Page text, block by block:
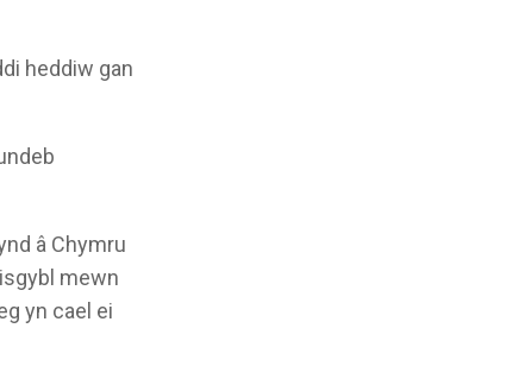
heddiw gan
â Chymru
mewn
yn cael ei